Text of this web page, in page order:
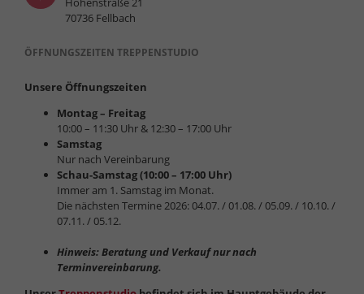
70736 Fellbach
ÖFFNUNGSZEITEN TREPPENSTUDIO
Unsere Öffnungszeiten
Montag – Freitag
10:00 – 11:30 Uhr & 12:30 – 17:00 Uhr
Samstag
Nur nach Vereinbarung
Schau-Samstag (10:00 – 17:00 Uhr)
Immer am 1. Samstag im Monat.
Die nächsten Termine 2026: 04.07. / 01.08. / 05.09. / 10.10. /
07.11. / 05.12.
Hinweis: Beratung und Verkauf nur nach
Terminvereinbarung.